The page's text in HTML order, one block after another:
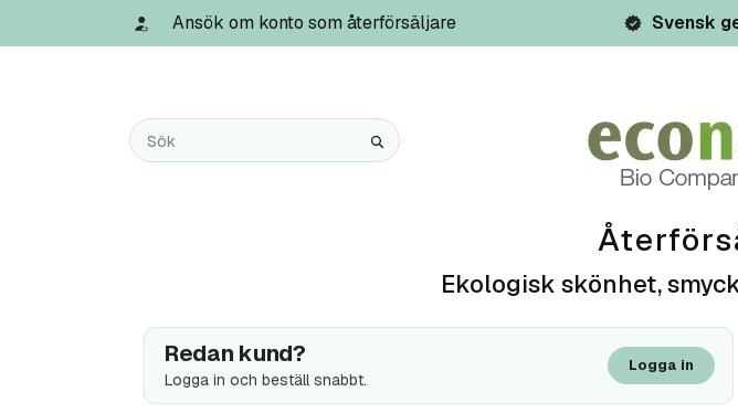
Ansök om konto som återförsäljare Svensk
Ekologisk skönhet,
Redan kund?
Logga in och beställ snabbt.
Logga in